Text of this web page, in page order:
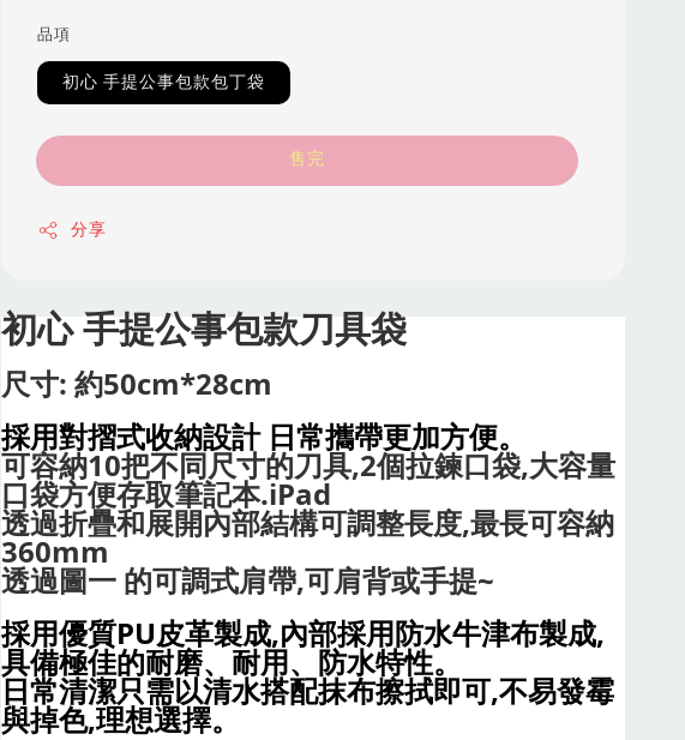
品項
初心 手提公事包款包丁袋
售完
分享
初心 手提公事包款刀具袋
尺寸: 約50cm*28cm
採用對摺式收納設計 日常攜帶更加方便。
可容納10把不同尺寸的刀具,2個拉鍊口袋,大容量
口袋方便存取筆記本.iPad
透過折疊和展開內部結構可調整長度,最長可容納
360mm
透過圖一 的可調式肩帶,可肩背或手提~
採用優質PU皮革製成,內部採用防水牛津布製成,
具備極佳的耐磨、耐用、防水特性。
日常清潔只需以清水搭配抹布擦拭即可,不易發霉
與掉色,理想選擇。